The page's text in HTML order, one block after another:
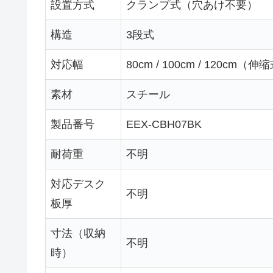
設置方式 クランプ式（穴あけ不要）
構造 3段式
対応幅 80cm / 100cm / 120cm（伸缩
素材 スチール
製品番号 EEX-CBH07BK
耐荷重 不明
対応デスク
板厚
不明
寸法（収納
時）
不明